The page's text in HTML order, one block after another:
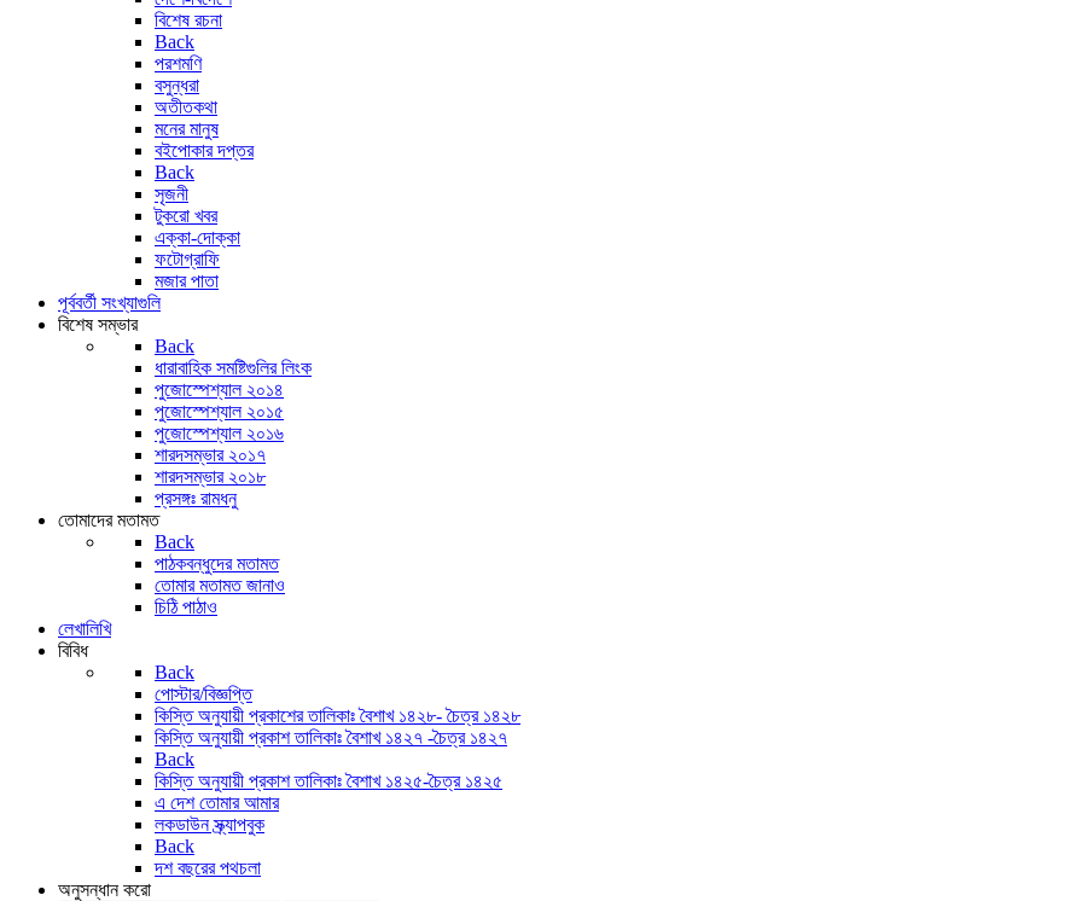
বিশেষ রচনা
Back
পরশমণি
বসুন্ধরা
অতীতকথা
মনের মানুষ
বইপোকার দপ্তর
Back
সৃজনী
টুকরো খবর
এক্কা-দোক্কা
ফটোগ্রাফি
মজার পাতা
পূর্ববর্তী সংখ্যাগুলি
বিশেষ সম্ভার
Back
ধারাবাহিক সমষ্টিগুলির লিংক
পুজোস্পেশ্যাল ২০১৪
পুজোস্পেশ্যাল ২০১৫
পুজোস্পেশ্যাল ২০১৬
শারদসম্ভার ২০১৭
শারদসম্ভার ২০১৮
প্রসঙ্গঃ রামধনু
তোমাদের মতামত
Back
পাঠকবন্ধুদের মতামত
তোমার মতামত জানাও
চিঠি পাঠাও
লেখালিখি
বিবিধ
Back
পোস্টার/বিজ্ঞপ্তি
কিস্তি অনুযায়ী প্রকাশের তালিকাঃ বৈশাখ ১৪২৮- চৈত্র ১৪২৮
কিস্তি অনুযায়ী প্রকাশ তালিকাঃ বৈশাখ ১৪২৭ -চৈত্র ১৪২৭
Back
কিস্তি অনুযায়ী প্রকাশ তালিকাঃ বৈশাখ ১৪২৫-চৈত্র ১৪২৫
এ দেশ তোমার আমার
লকডাউন স্ক্র্যাপবুক
Back
দশ বছরের পথচলা
অনুসন্ধান করো